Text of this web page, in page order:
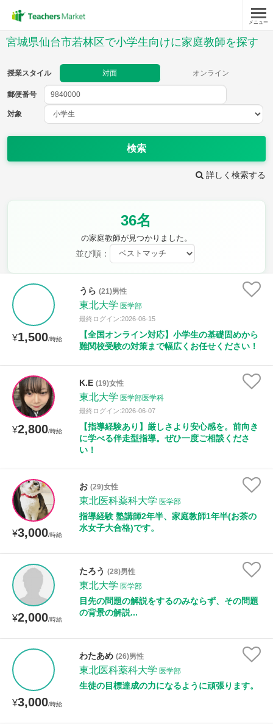
メニュー
宮城県仙台市若林区で小学生向けに家庭教師を探す
授業スタイル 対面 オンライン
郵便番号
対象
検索
詳しく検索する
36名
の家庭教師が見つかりました。
並び順：
¥1,500/時給
うら (21)男性
東北大学 医学部
最終ログイン:2026-06-15
【全国オンライン対応】小学生の基礎固めから
難関校受験の対策まで幅広くお任せください！
¥2,800/時給
K.E (19)女性
東北大学 医学部医学科
最終ログイン:2026-06-07
【指導経験あり】厳しさより安心感を。前向き
に学べる伴走型指導。ぜひ一度ご相談くださ
い！
¥3,000/時給
お (29)女性
東北医科薬科大学 医学部
指導経験 塾講師2年半、家庭教師1年半(お茶の
水女子大合格)です。
¥2,000/時給
たろう (28)男性
東北大学 医学部
目先の問題の解説をするのみならず、その問題
の背景の解説...
¥3,000/時給
わたあめ (26)男性
東北医科薬科大学 医学部
生徒の目標達成の力になるように頑張ります。
郵便番号
教科
理科
保健・体育 図画工作 書写
時給：¥1,000 ～ ¥10,000
授業可能日
月曜日 火曜日 水曜日 木曜日 金曜日
土曜日 日曜日
距離：15km以内
年齢：18-101歳
性別